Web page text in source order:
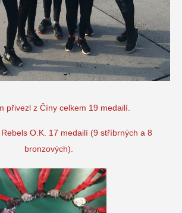
přivezl z Číny celkem 19 medailí.
O.K. 17 medailí (9 stříbrných a 8
bronzových).